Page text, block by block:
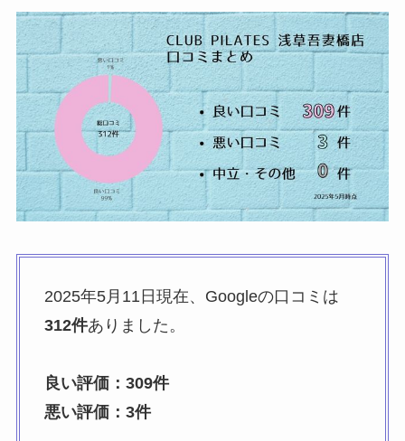
2025年5月11日現在、Googleの口コミは
312件ありました。
良い評価：309件
悪い評価：3件